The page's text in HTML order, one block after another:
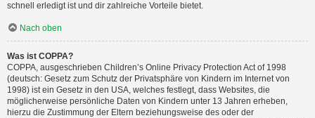
schnell erledigt ist und dir zahlreiche Vorteile bietet.
Nach oben
Was ist COPPA?
COPPA, ausgeschrieben Children’s Online Privacy Protection Act of 1998
(deutsch: Gesetz zum Schutz der Privatsphäre von Kindern im Internet von
1998) ist ein Gesetz in den USA, welches festlegt, dass Websites, die
möglicherweise persönliche Daten von Kindern unter 13 Jahren erheben,
hierzu die Zustimmung der Eltern beziehungsweise des oder der